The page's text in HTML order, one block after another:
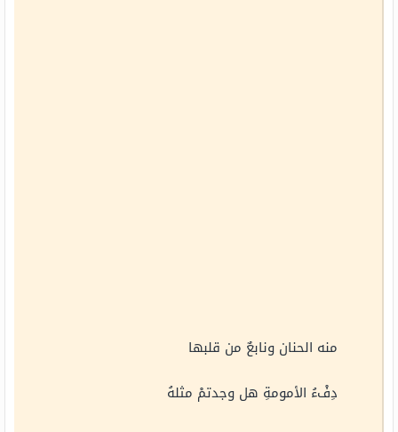
منه الحنان ونابعٌ من قلبها
دِفْءُ الأمومةِ هل وجدتمْ مثلهُ